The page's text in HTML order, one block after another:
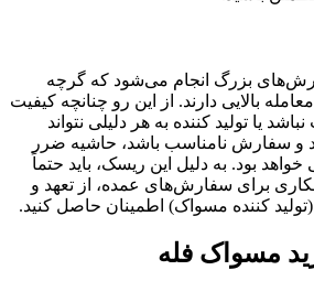
بزرگ انجام می‌شود که گرچه
بالایی دارند. از این رو چنانچه کیفیت
یا تولید کننده به هر دلیلی نتواند
و سفارش نامناسب باشد، حاشیه ضرر
خواهد بود. به دلیل این ریسک، باید حتماً
برای سفارش‌های عمده، از تعهد و
کننده مسواک) اطمینان حاصل کنید.
مسواک فله